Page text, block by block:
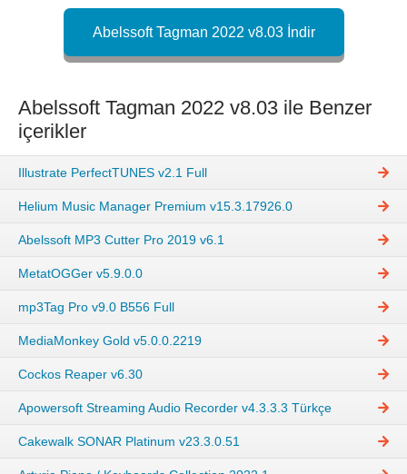
Abelssoft Tagman 2022 v8.03 İndir
Abelssoft Tagman 2022 v8.03 ile Benzer
içerikler
Illustrate PerfectTUNES v2.1 Full
Helium Music Manager Premium v15.3.17926.0
Abelssoft MP3 Cutter Pro 2019 v6.1
MetatOGGer v5.9.0.0
mp3Tag Pro v9.0 B556 Full
MediaMonkey Gold v5.0.0.2219
Cockos Reaper v6.30
Apowersoft Streaming Audio Recorder v4.3.3.3 Türkçe
Cakewalk SONAR Platinum v23.3.0.51